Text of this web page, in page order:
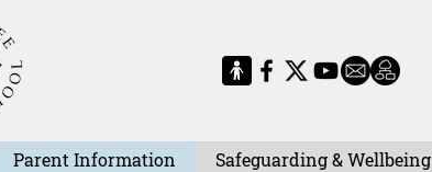
Parent Information Safeguarding & Wellbeing